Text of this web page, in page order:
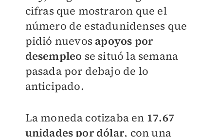
cifras que mostraron que el
número de estadunidenses que
pidió nuevos apoyos por
desempleo se situó la semana
pasada por debajo de lo
anticipado.
La moneda cotizaba en 17.67
unidades por dólar, con una